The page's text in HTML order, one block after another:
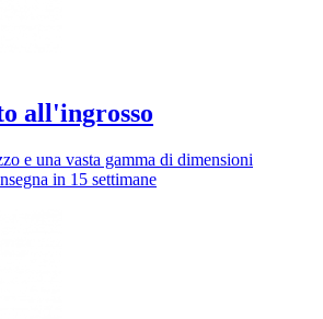
all'ingrosso
e una vasta gamma di dimensioni
in 15 settimane